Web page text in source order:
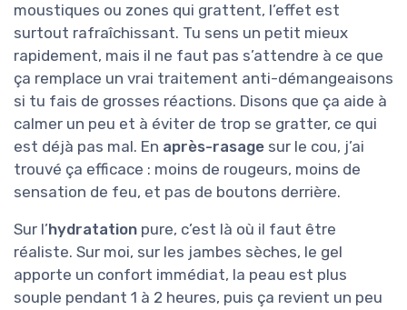
moustiques ou zones qui grattent, l’effet est
surtout rafraîchissant. Tu sens un petit mieux
rapidement, mais il ne faut pas s’attendre à ce que
ça remplace un vrai traitement anti-démangeaisons
si tu fais de grosses réactions. Disons que ça aide à
calmer un peu et à éviter de trop se gratter, ce qui
est déjà pas mal. En après-rasage sur le cou, j’ai
trouvé ça efficace : moins de rougeurs, moins de
sensation de feu, et pas de boutons derrière.
Sur l’hydratation pure, c’est là où il faut être
réaliste. Sur moi, sur les jambes sèches, le gel
apporte un confort immédiat, la peau est plus
souple pendant 1 à 2 heures, puis ça revient un peu